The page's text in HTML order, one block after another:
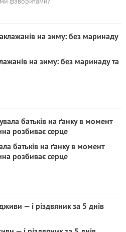
на зиму: без маринаду та
батьків на ґанку в момент
розбиває серце